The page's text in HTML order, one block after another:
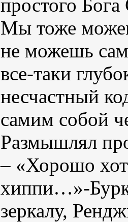
простого
Мы тоже
не можешь
все-таки
несчастный
самим собой
Размышлял
– «Хорошо
хиппи…»-
зеркалу,